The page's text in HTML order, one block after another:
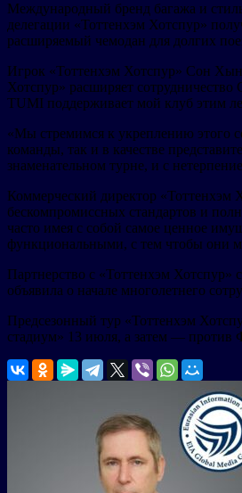
Международный бренд багажа и
делегации «Тоттенхэм Хотспур»
расширяемый чемодан для долгих
Игрок «Тоттенхэм Хотспур» Сон Хын
Хотспур» расширяет
TUMI поддерживает мой клуб этим
«Мы стремимся к укреплению этого
команды, так и в качестве
знаменательном турне, и с
Коммерческий директор
бескомпромиссных стандартов и
часто имея с собой самое ценное
функциональными, с тем чтобы они
Партнерство с «Тоттенхэм
объявила о начале многолетнего
Предсезонный тур «Тоттенхэм
стадиум» 13 июля, а затем — против